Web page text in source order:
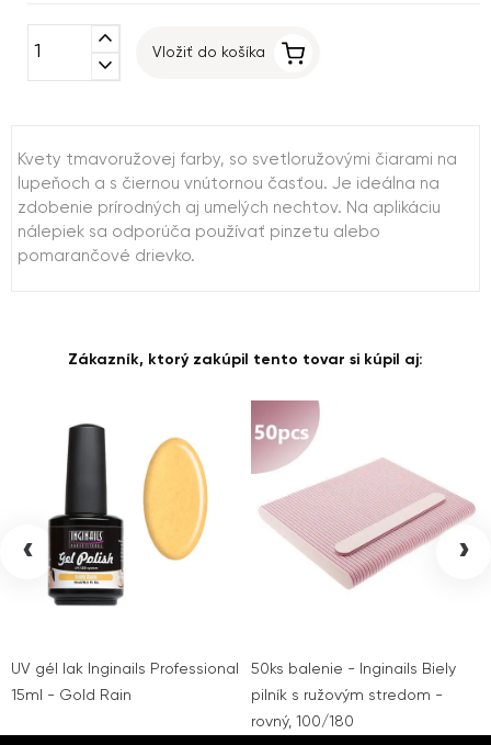
expand_less
expand_more
Vložiť do košíka
Kvety tmavoružovej farby, so svetloružovými čiarami na
lupeňoch a s čiernou vnútornou časťou. Je ideálna na
zdobenie prírodných aj umelých nechtov. Na aplikáciu
nálepiek sa odporúča používať pinzetu alebo
pomarančové drievko.
Zákazník, ktorý zakúpil tento tovar si kúpil aj:
UV gél lak Inginails Professional
15ml - Gold Rain
50ks balenie - Inginails Biely
pilník s ružovým stredom -
rovný, 100/180
‹ ›